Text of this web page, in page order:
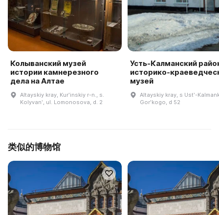
Колыванский музей
истории камнерезного
дела на Алтае
Altayskiy kray, Kurʹinskiy r-n., s.
Kolyvanʹ, ul. Lomonosova, d. 2
Усть-Калманский
историко-
музей
Altayskiy kray, s Ustʹ-
Gorʹkogo, d 52
类似的博物馆